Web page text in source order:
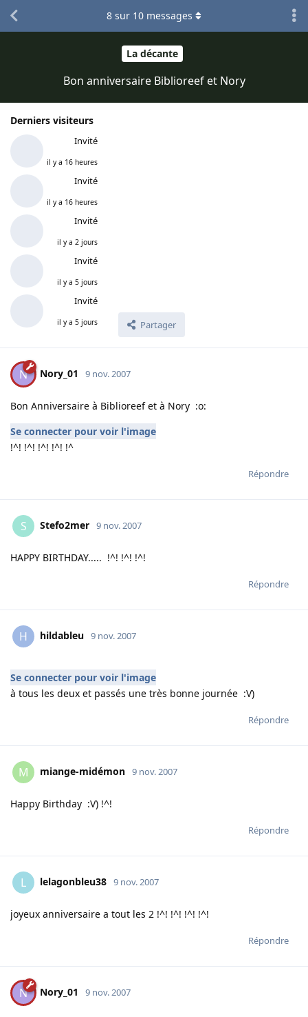
La décante
Bon anniversaire Biblioreef et Nory
Derniers visiteurs
Invité
il y a 16 heures
Invité
il y a 16 heures
Invité
il y a 2 jours
Invité
il y a 5 jours
Invité
il y a 5 jours Partager
8 sur 10 messages
N Nory_01 9 nov. 2007
Bon Anniversaire à Biblioreef et à Nory :o:
Se connecter pour voir l'image
!^! !^! !^! !^! !^
Répondre
S Stefo2mer 9 nov. 2007
HAPPY BIRTHDAY..... !^! !^! !^!
Répondre
H hildableu 9 nov. 2007
Se connecter pour voir l'image
à tous les deux et passés une très bonne journée :V)
Répondre
M miange-midémon 9 nov. 2007
Happy Birthday :V) !^!
Répondre
L lelagonbleu38 9 nov. 2007
joyeux anniversaire a tout les 2 !^! !^! !^! !^!
Répondre
N Nory_01 9 nov. 2007